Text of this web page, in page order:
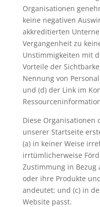
Organisationen
keine negativen
akkreditierten
Vergangenheit zu
Unstimmigkeiten mit
Vorteile der
Nennung von
und (d) der Link im
Diese Organisationen
unserer Startseite
(a) in keiner Weise
irrtümlicherweise
Zustimmung in Bezug
oder ihre Produkte
andeutet; und (c) in
Website passt.